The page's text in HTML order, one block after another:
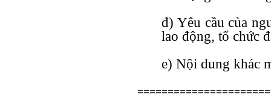
đ) Yêu cầu của
lao động, tổ chức
e) Nội dung khác